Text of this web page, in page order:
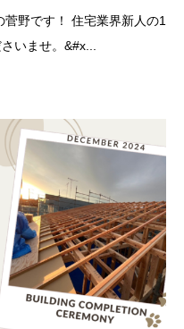
野です！ 住宅業界新人の1
いませ。&#x...